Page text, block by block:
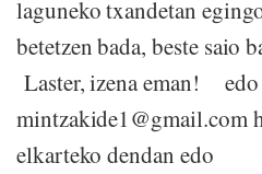
laguneko txandetan
betetzen bada, beste saio
Laster, izena eman! edo
mintzakide1@gmail.com
elkarteko dendan edo